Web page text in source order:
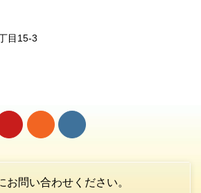
目15-3
お問い合わせください。